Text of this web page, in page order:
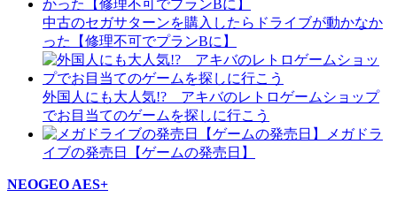
中古のセガサターンを購入したらドライブが動かなか
った【修理不可でプランBに】
外国人にも大人気!? アキバのレトロゲームショップ
でお目当てのゲームを探しに行こう
メガドラ
イブの発売日【ゲームの発売日】
NEOGEO AES+